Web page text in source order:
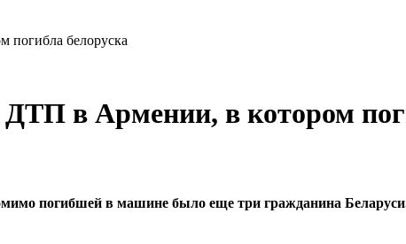
погибла белоруска
в Армении, в котором
погибшей в машине было еще три гражданина